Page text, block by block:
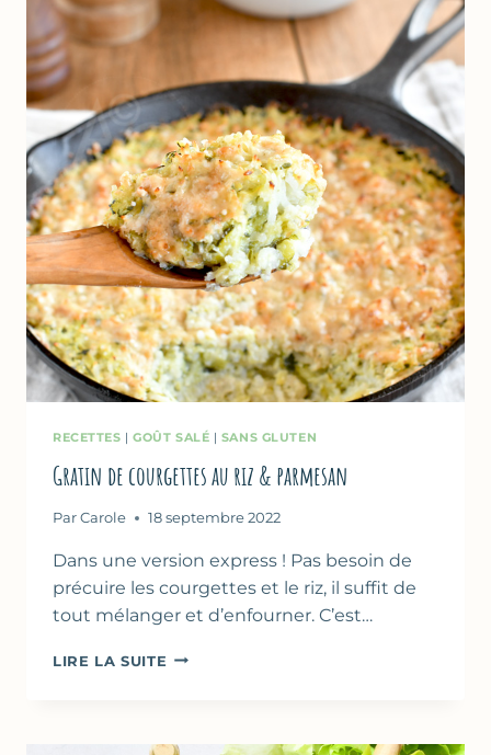
COURGETTES
RECETTES |GOÛT SALÉ | SANS GLUTEN
Gratin de courgettes au riz & parmesan
Par Carole 18 septembre 2022
Dans une version express ! Pas besoin de
précuire les courgettes et le riz, il suffit de
tout mélanger et d’enfourner. C’est…
LIRE LA SUITE GRATIN
RIZ